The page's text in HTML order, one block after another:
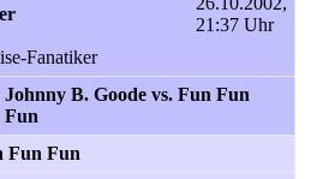
Fanatiker
21:37 Uhr
Johnny B. Goode vs. Fun Fun
Fun
Fun Fun